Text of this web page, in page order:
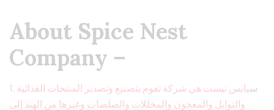
About Spice Nest
Company –
1. س بايس نيست هي شركة تقوم بتصنيع وتصدير المنتجات الغذائية
والتوابل والمعجون والمخللات والصلصات وغيرها من الهند إلى